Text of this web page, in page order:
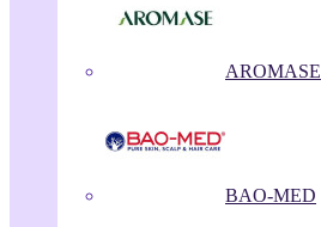
AROMASE
BAO-MED